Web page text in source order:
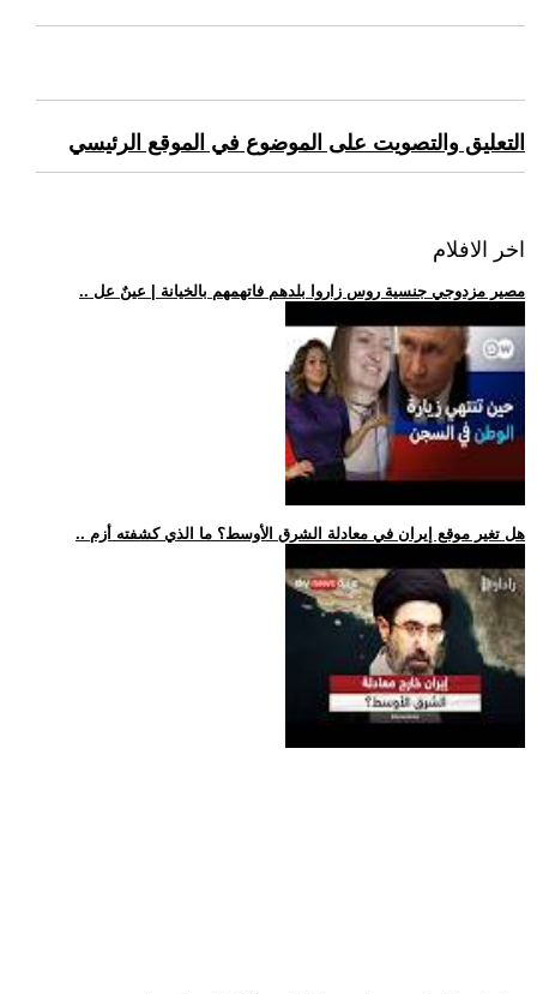
التعليق والتصويت على الموضوع في الموقع الرئيسي
اخر الافلام
.. مصير مزدوجي جنسية روس زاروا بلدهم فاتهمهم بالخيانة | عينٌ عل
.. هل تغير موقع إيران في معادلة الشرق الأوسط؟ ما الذي كشفته أزم